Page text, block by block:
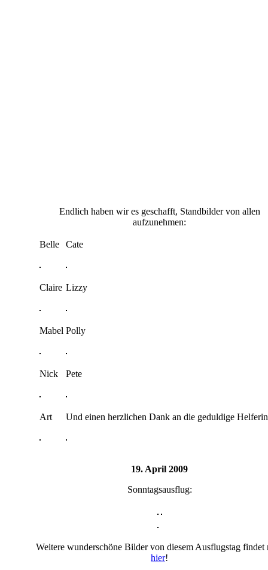
Endlich haben wir es geschafft, Standbilder von allen
aufzunehmen:
Belle Cate
Claire Lizzy
Mabel Polly
Nick Pete
Art Und einen herzlichen Dank an die geduldige
19. April 2009
Sonntagsausflug:
Weitere wunderschöne Bilder von diesem Ausflugstag findet
hier!